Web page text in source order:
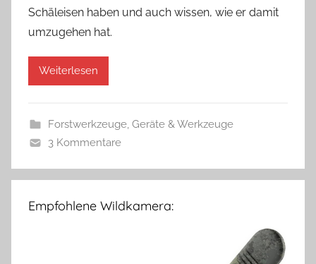
Schäleisen haben und auch wissen, wie er damit
umzugehen hat.
Weiterlesen
Forstwerkzeuge, Geräte & Werkzeuge
3 Kommentare
Empfohlene Wildkamera: